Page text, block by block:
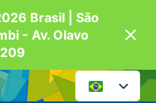
Brasil | São
- Av. Olavo